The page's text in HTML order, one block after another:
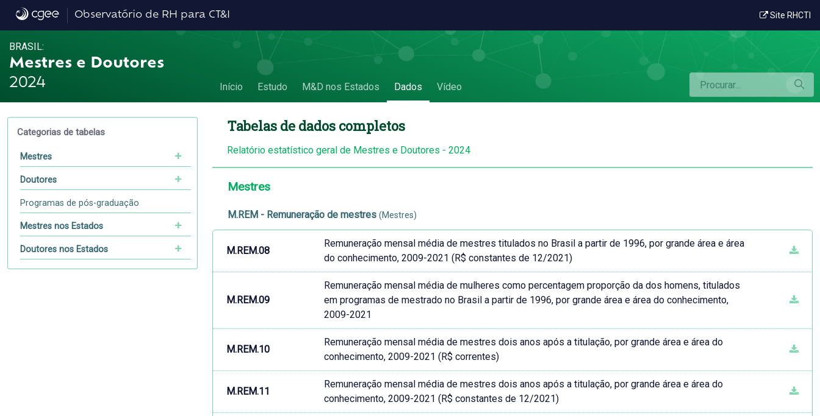
Dados Observatório de RH para CT&I Site RHCTI
BRASIL:
Mestres e Doutores
2024
Início Estudo M&D nos Estados Dados Vídeo
Categorias de tabelas
Mestres
Doutores
Programas de pós-graduação
Mestres nos Estados
Doutores nos Estados
Tabelas de dados completos
Relatório estatístico geral de Mestres e Doutores - 2024
Mestres
M.REM - Remuneração de mestres (Mestres)
M.REM.08
Remuneração mensal média de mestres titulados no Brasil a partir de 1996, por grande área e área
do conhecimento, 2009-2021 (R$ constantes de 12/2021)
M.REM.09
Remuneração mensal média de mulheres como percentagem proporção da dos homens, titulados
em programas de mestrado no Brasil a partir de 1996, por grande área e área do conhecimento,
2009-2021
M.REM.10
Remuneração mensal média de mestres dois anos após a titulação, por grande área e área do
conhecimento, 2009-2021 (R$ correntes)
M.REM.11
Remuneração mensal média de mestres dois anos após a titulação, por grande área e área do
conhecimento, 2009-2021 (R$ constantes de 12/2021)